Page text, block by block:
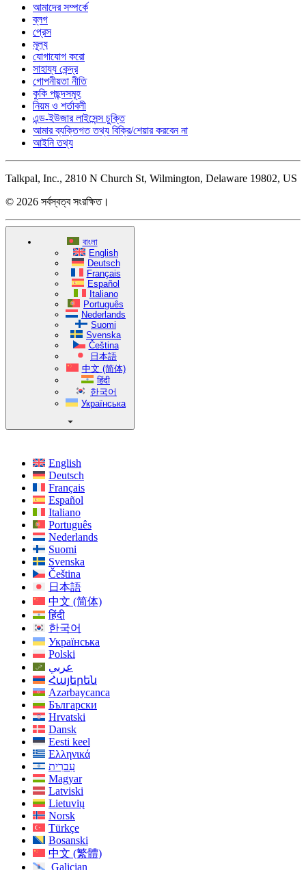
আমাদের সম্পর্কে
ব্লগ
প্রেস
মূল্য
যোগাযোগ করো
সাহায্য কেন্দ্র
গোপনীয়তা নীতি
কুকি পছন্দসমূহ
নিয়ম ও শর্তাবলী
এন্ড-ইউজার লাইসেন্স চুক্তি
আমার ব্যক্তিগত তথ্য বিক্রি/শেয়ার করবেন না
আইনি তথ্য
Talkpal, Inc., 2810 N Church St, Wilmington, Delaware 19802, US
© 2026 সর্বস্বত্ব সংরক্ষিত।
বাংলা
English
Deutsch
Français
Español
Italiano
Português
Nederlands
Suomi
Svenska
Čeština
日本語
中文 (简体)
हिंदी
한국어
Українська
English
Deutsch
Français
Español
Italiano
Português
Nederlands
Suomi
Svenska
Čeština
日本語
中文 (简体)
हिंदी
한국어
Українська
Polski
عربي
Հայերեն
Azərbaycanca
Български
Hrvatski
Dansk
Eesti keel
Ελληνικά
עִברִית
Magyar
Latviski
Lietuvių
Norsk
Türkçe
Bosanski
中文 (繁體)
Galician